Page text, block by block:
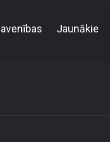
Jaunākie